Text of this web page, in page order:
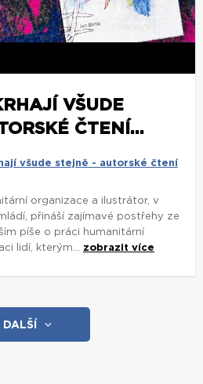
VŠUDE
ČTENÍ...
všude stejně - autorské čtení
organizace a ilustrátor, v
přináší zajímavé postřehy ze
píše o práci humanitární
lidí, kterým... zobrazit více
DALŠÍ